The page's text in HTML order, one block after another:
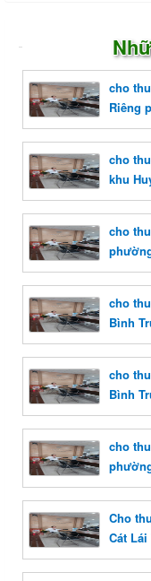
cho
Riêng
cho
khu
cho
cho
Bình
cho
Bình
cho
Cho
Cát Lái